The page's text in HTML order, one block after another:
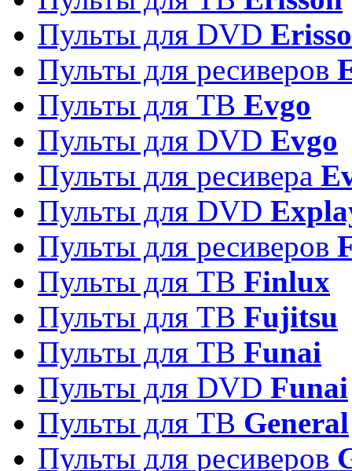
Пульты для DVD
Пульты для ресиверов
Пульты для ТВ Evgo
Пульты для DVD Evgo
Пульты для ресивера
Пульты для DVD
Пульты для ресиверов
Пульты для ТВ Finlux
Пульты для ТВ Fujitsu
Пульты для ТВ Funai
Пульты для DVD Funai
Пульты для ТВ General
Пульты для ресиверов